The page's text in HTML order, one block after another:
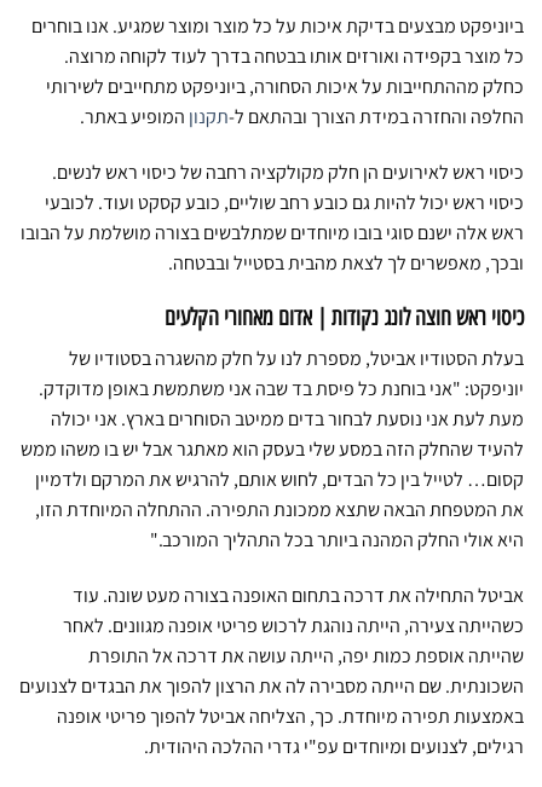
ביוניפקט מבצעים בדיקת איכות על כל מוצר ומוצר שמגיע. אנו בוחרים
כל מוצר בקפידה ואורזים אותו בבטחה בדרך לעוד לקוחה מרוצה.
כחלק מההתחייבות על איכות הסחורה, ביוניפקט מתחייבים לשירותי
החלפה והחזרה במידת הצורך ובהתאם ל-תקנון המופיע באתר.
כיסוי ראש לאירועים הן חלק מקולקציה רחבה של כיסוי ראש לנשים.
כיסוי ראש יכול להיות גם כובע רחב שוליים, כובע קסקט ועוד. לכובעי
ראש אלה ישנם סוגי בובו מיוחדים שמתלבשים בצורה מושלמת על הבובו
ובכך, מאפשרים לך לצאת מהבית בסטייל ובבטחה.
כיסוי ראש חוצה לונג נקודות | אדום מאחורי הקלעים
בעלת הסטודיו אביטל, מספרת לנו על חלק מהשגרה בסטודיו של
יוניפקט: "אני בוחנת כל פיסת בד שבה אני משתמשת באופן מדוקדק.
מעת לעת אני נוסעת לבחור בדים ממיטב הסוחרים בארץ. אני יכולה
להעיד שהחלק הזה במסע שלי בעסק הוא מאתגר אבל יש בו משהו ממש
קסום… לטייל בין כל הבדים, לחוש אותם, להרגיש את המרקם ולדמיין
את המטפחת הבאה שתצא ממכונת התפירה. ההתחלה המיוחדת הזו,
היא אולי החלק המהנה ביותר בכל התהליך המורכב."
אביטל התחילה את דרכה בתחום האופנה בצורה מעט שונה. עוד
כשהייתה צעירה, הייתה נוהגת לרכוש פריטי אופנה מגוונים. לאחר
שהייתה אוספת כמות יפה, הייתה עושה את דרכה אל התופרת
השכונתית. שם הייתה מסבירה לה את הרצון להפוך את הבגדים לצנועים
באמצעות תפירה מיוחדת. כך, הצליחה אביטל להפוך פריטי אופנה
רגילים, לצנועים ומיוחדים עפ"י גדרי ההלכה היהודית.